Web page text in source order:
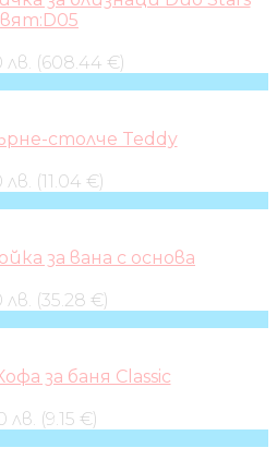
лв. (608.44 €)
столче Teddy
лв. (11.04 €)
за вана с основа
лв. (35.28 €)
за баня Classic
лв. (9.15 €)